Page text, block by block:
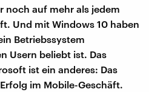
noch auf mehr als jedem
Und mit Windows 10 haben
Betriebssystem
Usern beliebt ist. Das
ist ein anderes: Das
im Mobile-Geschäft.